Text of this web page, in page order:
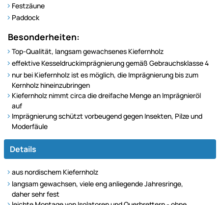
Festzäune
Paddock
Besonderheiten:
Top-Qualität, langsam gewachsenes Kiefernholz
effektive Kesseldruckimprägnierung gemäß Gebrauchsklasse 4
nur bei Kiefernholz ist es möglich, die Imprägnierung bis zum
Kernholz hineinzubringen
Kiefernholz nimmt circa die dreifache Menge an Imprägnieröl
auf
Imprägnierung schützt vorbeugend gegen Insekten, Pilze und
Moderfäule
Details
aus nordischem Kiefernholz
langsam gewachsen, viele eng anliegende Jahresringe,
daher sehr fest